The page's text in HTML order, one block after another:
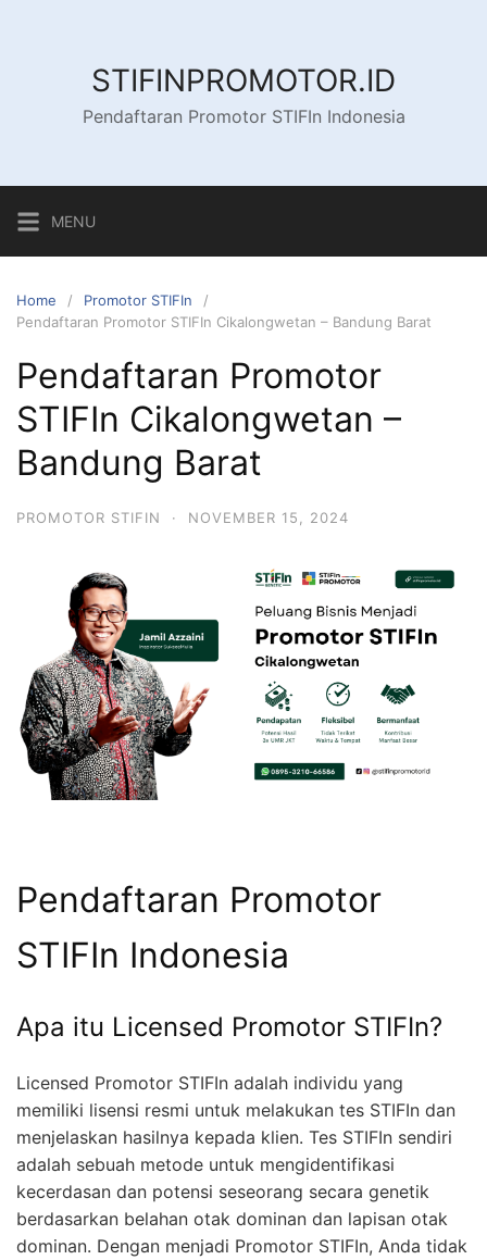
STIFINPROMOTOR.ID
Pendaftaran Promotor STIFIn Indonesia
MENU
Home
Promotor STIFIn
Pendaftaran Promotor STIFIn Cikalongwetan – Bandung Barat
Pendaftaran Promotor
STIFIn Cikalongwetan –
Bandung Barat
PROMOTOR STIFIN · NOVEMBER 15, 2024
Pendaftaran Promotor
STIFIn Indonesia
Apa itu Licensed Promotor STIFIn?
Licensed Promotor STIFIn adalah individu yang
memiliki lisensi resmi untuk melakukan tes STIFIn dan
menjelaskan hasilnya kepada klien. Tes STIFIn sendiri
adalah sebuah metode untuk mengidentifikasi
kecerdasan dan potensi seseorang secara genetik
berdasarkan belahan otak dominan dan lapisan otak
dominan. Dengan menjadi Promotor STIFIn, Anda tidak